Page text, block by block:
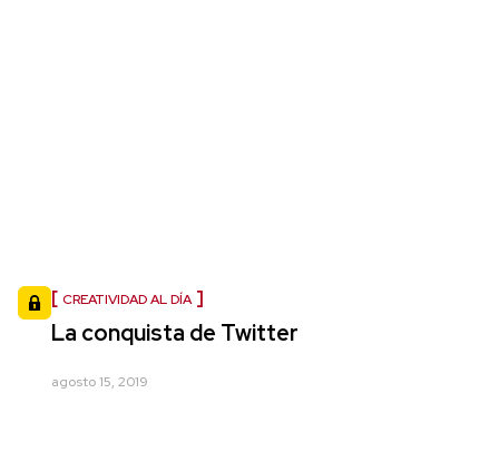
CREATIVIDAD AL DÍA
La conquista de Twitter
agosto 15, 2019